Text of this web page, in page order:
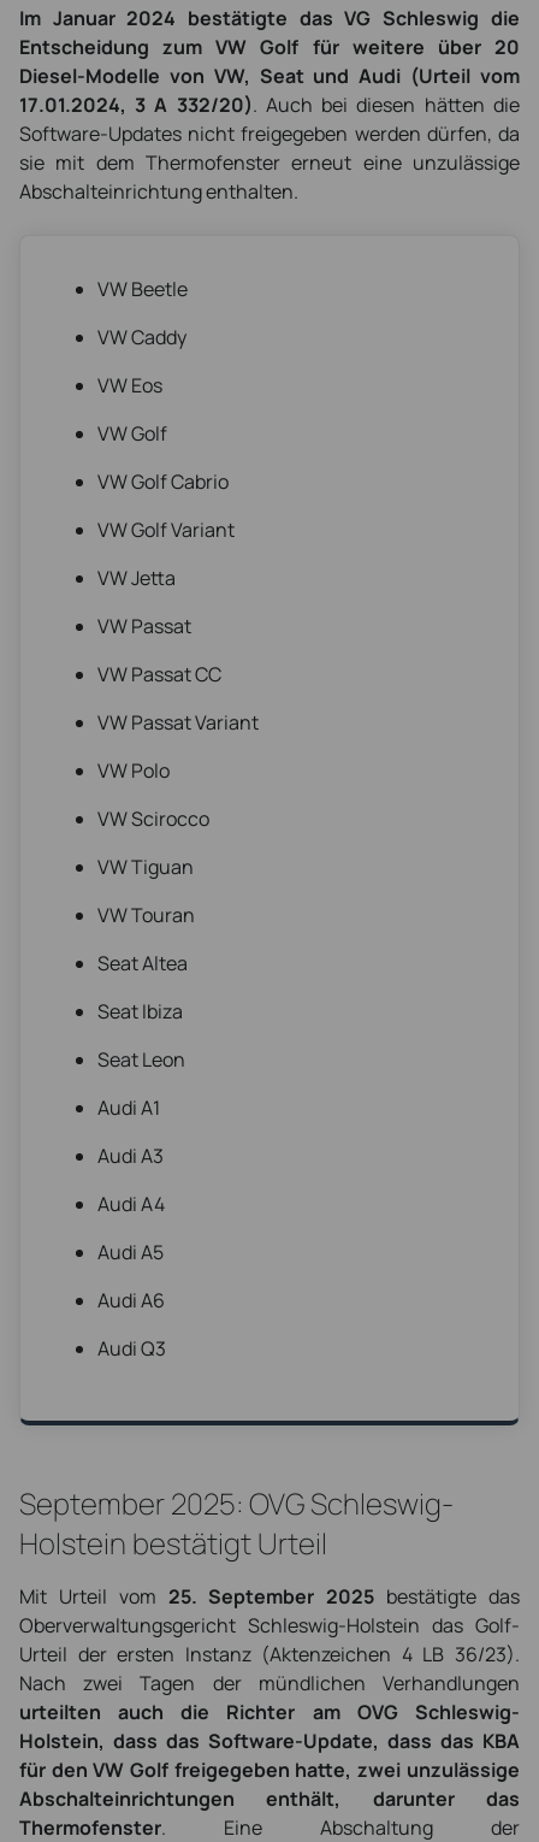
Im Januar 2024 bestätigte das VG Schleswig die
Entscheidung zum VW Golf für weitere über 20
Diesel-Modelle von VW, Seat und Audi (Urteil vom
17.01.2024, 3 A 332/20). Auch bei diesen hätten die
Software-Updates nicht freigegeben werden dürfen, da
sie mit dem Thermofenster erneut eine unzulässige
Abschalteinrichtung enthalten.
VW Beetle
VW Caddy
VW Eos
VW Golf
VW Golf Cabrio
VW Golf Variant
VW Jetta
VW Passat
VW Passat CC
VW Passat Variant
VW Polo
VW Scirocco
VW Tiguan
VW Touran
Seat Altea
Seat Ibiza
Seat Leon
Audi A1
Audi A3
Audi A4
Audi A5
Audi A6
Audi Q3
September 2025: OVG Schleswig-
Holstein bestätigt Urteil
Mit Urteil vom 25. September 2025 bestätigte das
Oberverwaltungsgericht Schleswig-Holstein das Golf-
Urteil der ersten Instanz (Aktenzeichen 4 LB 36/23).
Nach zwei Tagen der mündlichen Verhandlungen
urteilten auch die Richter am OVG Schleswig-
Holstein, dass das Software-Update, dass das KBA
für den VW Golf freigegeben hatte, zwei unzulässige
Abschalteinrichtungen enthält, darunter das
Thermofenster. Eine Abschaltung der